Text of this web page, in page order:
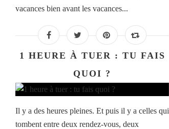
vacances bien avant les vacances...
1 HEURE À TUER : TU FAIS
QUOI ?
Il y a des heures pleines. Et puis il y a celles qui
tombent entre deux rendez-vous, deux